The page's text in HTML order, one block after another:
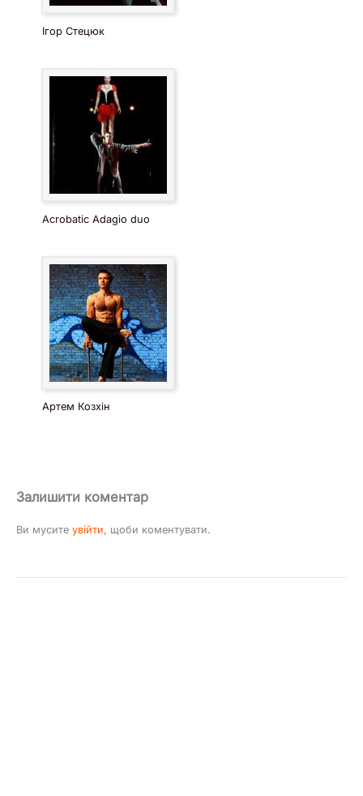
Ігор Стецюк
Acrobatic Adagio duo
Артем Козхін
Залишити коментар
Ви мусите увійти, щоби коментувати.